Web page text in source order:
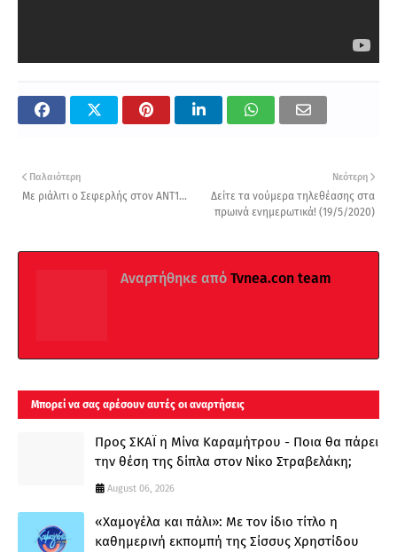
Νεότερη
Δείτε τα νούμερα τηλεθέασης στα
πρωινά ενημερωτικά! (19/5/2020)
Παλαιότερη
Με ριάλιτι ο Σεφερλής στον ΑΝΤ1...
Αναρτήθηκε από Tvnea.con team
Μπορεί να σας αρέσουν αυτές οι αναρτήσεις
Προς ΣΚΑΪ η Μίνα Καραμήτρου - Ποια θα πάρει
την θέση της δίπλα στον Νίκο Στραβελάκη;
August 06, 2026
«Χαμογέλα και πάλι»: Με τον ίδιο τίτλο η
καθημερινή εκπομπή της Σίσσυς Χρηστίδου